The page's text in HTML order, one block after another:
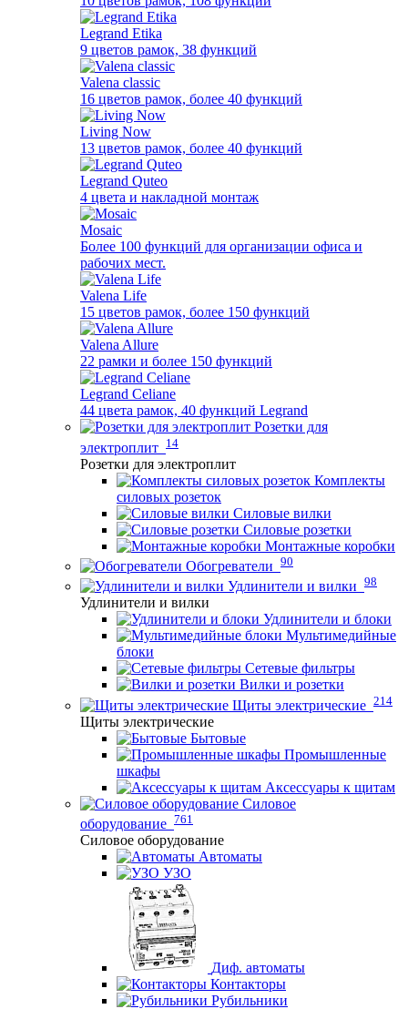
Legrand Etika
9 цветов рамок, 38 функций
Valena classic
16 цветов рамок, более 40 функций
Living Now
13 цветов рамок, более 40 функций
Legrand Quteo
4 цвета и накладной монтаж
Mosaic
Более 100 функций для организации офиса и
рабочих мест.
Valena Life
15 цветов рамок, более 150 функций
Valena Allure
22 рамки и более 150 функций
Legrand Celiane
44 цвета рамок, 40 функций Legrand
Розетки для
электроплит 14
Розетки для электроплит
Комплекты
силовых розеток
Силовые вилки
Силовые розетки
Монтажные коробки
Обогреватели 90
Удлинители и вилки 98
Удлинители и вилки
Удлинители и блоки
Мультимедийные
блоки
Сетевые фильтры
Вилки и розетки
Щиты электрические 214
Щиты электрические
Бытовые
Промышленные
шкафы
Аксессуары к щитам
Силовое
оборудование 761
Силовое оборудование
Автоматы
УЗО
Диф. автоматы
Контакторы
Рубильники